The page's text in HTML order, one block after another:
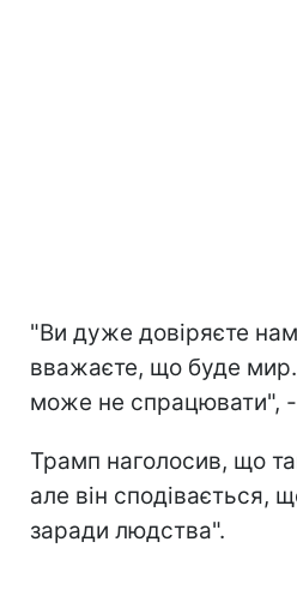
"Ви дуже довіряєте
вважаєте, що буде
може не спрацювати", -
Трамп наголосив, що
але він сподівається,
заради людства".